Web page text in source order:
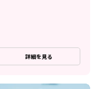
詳細を見る